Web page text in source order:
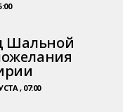
Шальной
, 07:00